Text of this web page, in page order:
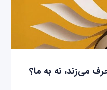
می‌زند، نه به ما؟